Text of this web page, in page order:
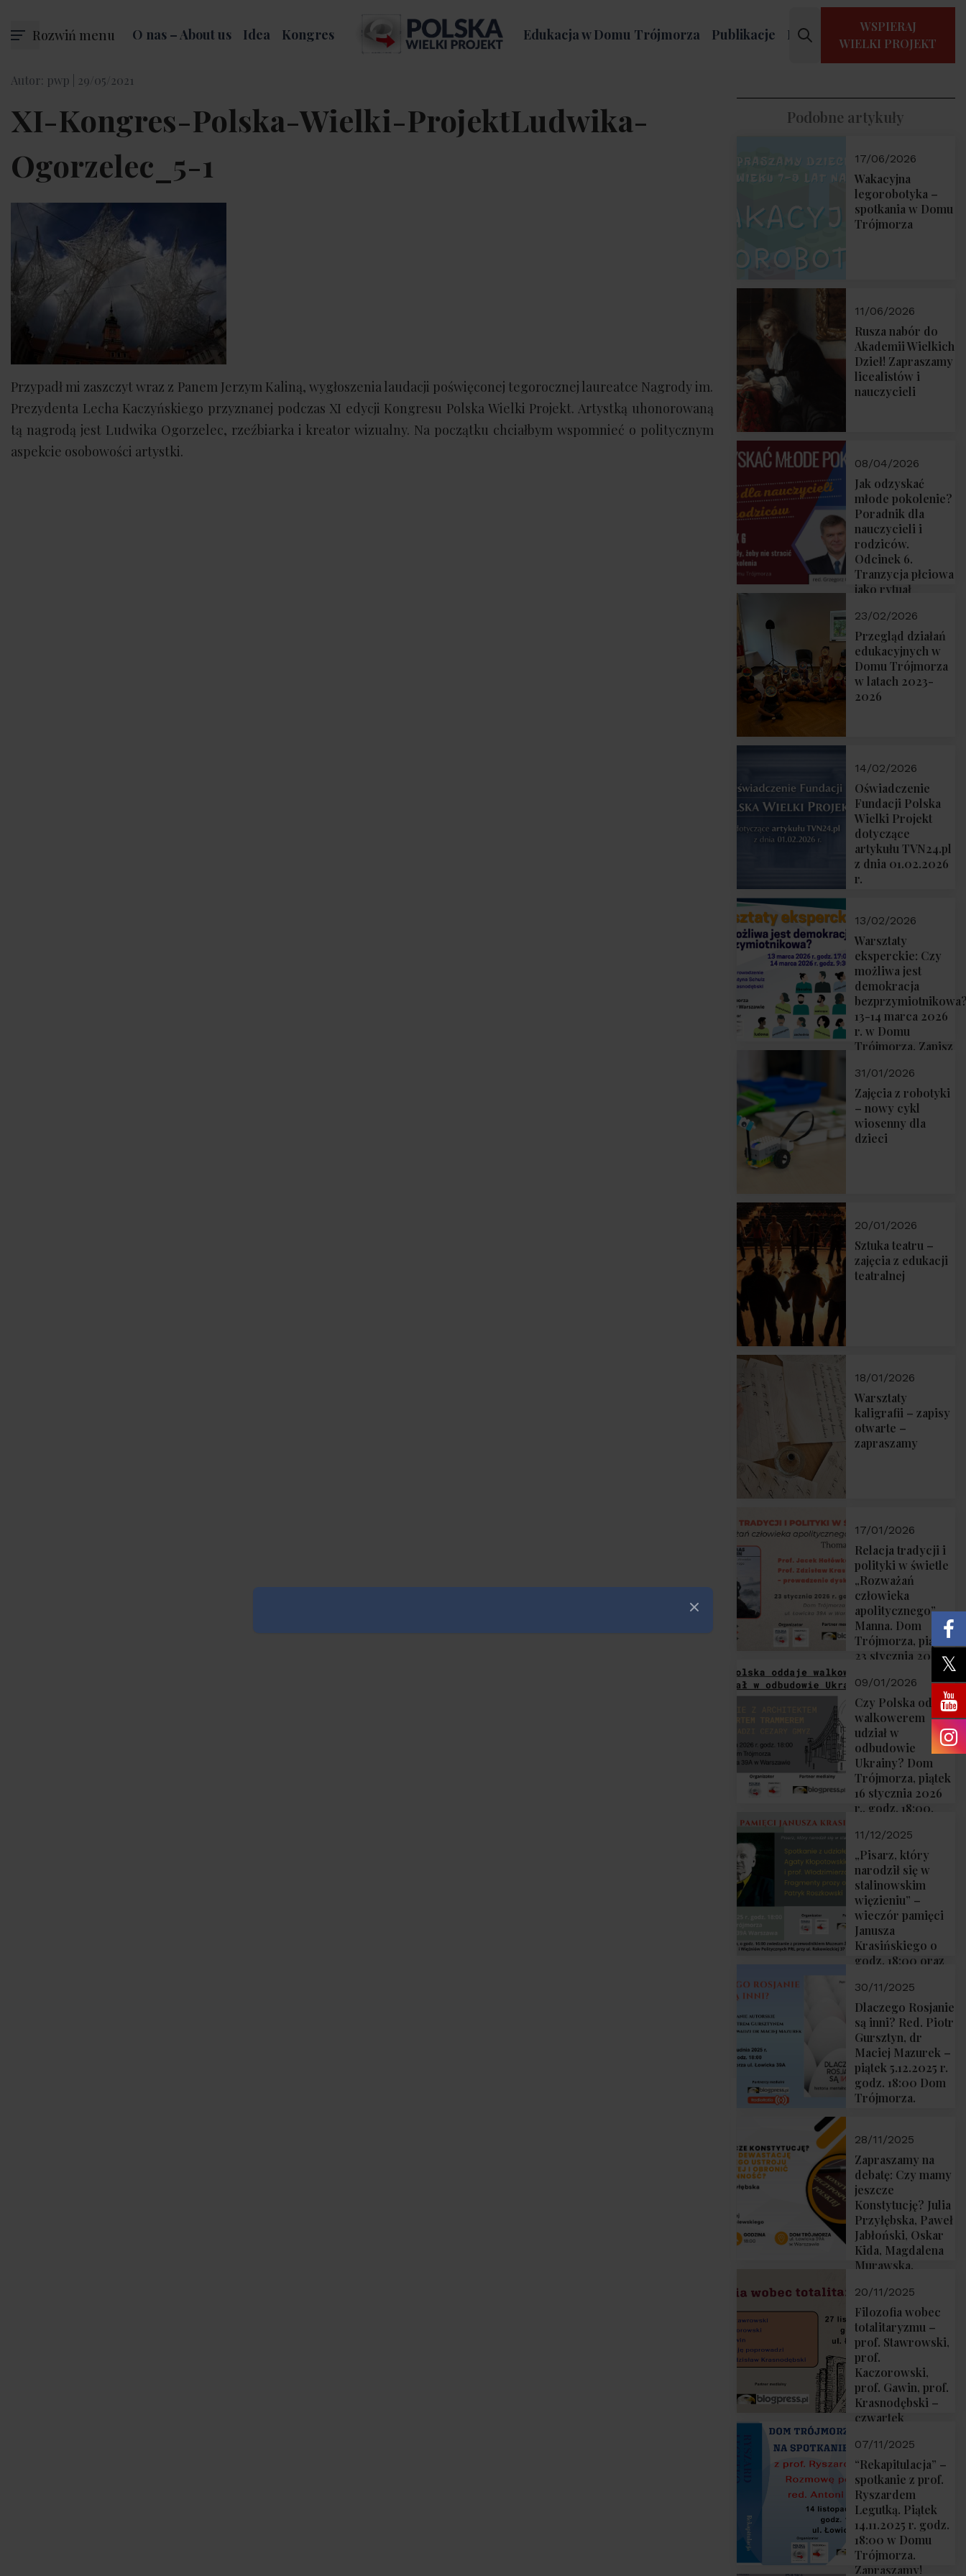
Rozwiń menu O nas – About us Idea Kongres Edukacja w Domu Trójmorza Publikacje Kontakt
WSPIERAJ
WIELKI PROJEKT
Autor: pwp | 29/05/2021
XI-Kongres-Polska-Wielki-ProjektLudwika-
Ogorzelec_5-1
Przypadł mi zaszczyt wraz z Panem Jerzym Kaliną, wygłoszenia laudacji poświęconej tegorocznej laureatce Nagrody im.
Prezydenta Lecha Kaczyńskiego przyznanej podczas XI edycji Kongresu Polska Wielki Projekt. Artystką uhonorowaną
tą nagrodą jest Ludwika Ogorzelec, rzeźbiarka i kreator wizualny. Na początku chciałbym wspomnieć o politycznym
aspekcie osobowości artystki.
Podobne artykuły
17/06/2026
Wakacyjna
legorobotyka –
spotkania w Domu
Trójmorza
11/06/2026
Rusza nabór do
Akademii Wielkich
Dzieł! Zapraszamy
licealistów i
nauczycieli
08/04/2026
Jak odzyskać
młode pokolenie?
Poradnik dla
nauczycieli i
rodziców.
Odcinek 6.
Tranzycja płciowa
jako rytuał
Rozmawiają red.
Grzegorz Górny i
prof. Michał
Łuczewski
23/02/2026
Przegląd działań
edukacyjnych w
Domu Trójmorza
w latach 2023-
2026
14/02/2026
Oświadczenie
Fundacji Polska
Wielki Projekt
dotyczące
artykułu TVN24.pl
z dnia 01.02.2026
r.
13/02/2026
Warsztaty
eksperckie: Czy
możliwa jest
demokracja
13-14 marca 2026
r. w Domu
Trójmorza. Zapisz
31/01/2026
Zajęcia z robotyki
– nowy cykl
wiosenny dla
dzieci
20/01/2026
Sztuka teatru –
zajęcia z edukacji
teatralnej
18/01/2026
Warsztaty
kaligrafii – zapisy
otwarte –
zapraszamy
17/01/2026
Relacja tradycji i
polityki w świetle
„Rozważań
człowieka
apolitycznego”
Manna. Dom
Trójmorza, piątek
23 stycznia 2026
Zapraszamy!
09/01/2026
Czy Polska oddaje
walkowerem
udział w
odbudowie
Ukrainy? Dom
Trójmorza, piątek
16 stycznia 2026
r., godz. 18:00.
11/12/2025
„Pisarz, który
narodził się w
stalinowskim
więzieniu” –
wieczór pamięci
Janusza
Krasińskiego o
godz. 18:00 oraz
Muzeum
Żołnierzy
Wyklętych i
Więźniów
Politycznych PRL
o godz. 16:00 – 19
grudnia 2025 r.
30/11/2025
Dlaczego Rosjanie
są inni? Red. Piotr
Gursztyn, dr
Maciej Mazurek –
piątek 5.12.2025 r.
godz. 18:00 Dom
Trójmorza.
28/11/2025
Zapraszamy na
debatę: Czy mamy
jeszcze
Konstytucję? Julia
Przyłębska, Paweł
Jabłoński, Oskar
Kida, Magdalena
Murawska,
Sobolewski – 4
grudnia 2025 r.
godz. 18:00.
20/11/2025
Filozofia wobec
totalitaryzmu –
prof. Stawrowski,
prof.
Kaczorowski,
prof. Gawin, prof.
Krasnodębski –
czwartek
18:00
07/11/2025
“Rekapitulacja” –
spotkanie z prof.
Ryszardem
Legutką. Piątek
14.11.2025 r. godz.
18:00 w Domu
Trójmorza.
Zapraszamy!
Zamknij